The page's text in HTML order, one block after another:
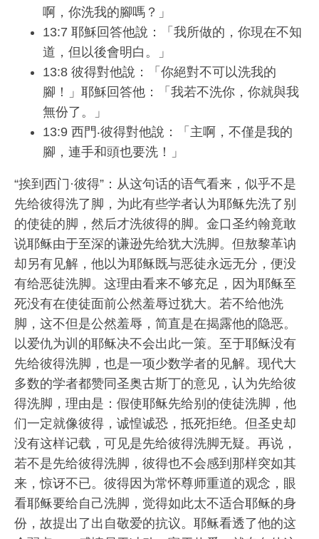
啊，你洗我的腳嗎？」
13:7 耶穌回答他說：「我所做的，你現在不知
道，但以後會明白。」
13:8 彼得對他說：「你絕對不可以洗我的
腳！」耶穌回答他：「我若不洗你，你就與我
無份了。」
13:9 西門‧彼得對他說：「主啊，不僅是我的
腳，連手和頭也要洗！」
“挨到西门·彼得”：从这句话的语气看来，似乎不是
先给彼得洗了脚，为此有些学者认为耶稣先洗了别
的使徒的脚，然后才洗彼得的脚。金口圣约翰竟敢
说耶稣由于至深的谦逊先给犹大洗脚。但敖黎革讷
却另有见解，他以为耶稣既与恶徒永远无分，便没
有给恶徒洗脚。这理由看来不够充足，因为耶稣至
死没有在使徒面前公然羞辱过犹大。若不给他洗
脚，这不但是公然羞辱，简直是在揭露他的隐恶。
以爱仇为训的耶稣决不会出此一策。至于耶稣没有
先给彼得洗脚，也是一项少数学者的见解。现代大
多数的学者都赞同圣奥古斯丁的意见，认为先给彼
得洗脚，理由是：假使耶稣先给别的使徒洗脚，他
们一定就像彼得，诚惶诚恐，抵死拒绝。但圣史却
没有这样记载，可见是先给彼得洗脚无疑。再说，
若不是先给彼得洗脚，彼得也不会感到那样突如其
来，惊讶不已。彼得因为常怀尊师重道的观念，眼
看耶稣要给自己洗脚，觉得如此太不适合耶稣的身
份，故提出了出自敬爱的抗议。耶稣看透了他的这